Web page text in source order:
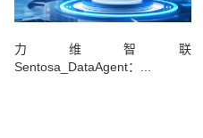
力维智联
Sentosa_DataAgent：...